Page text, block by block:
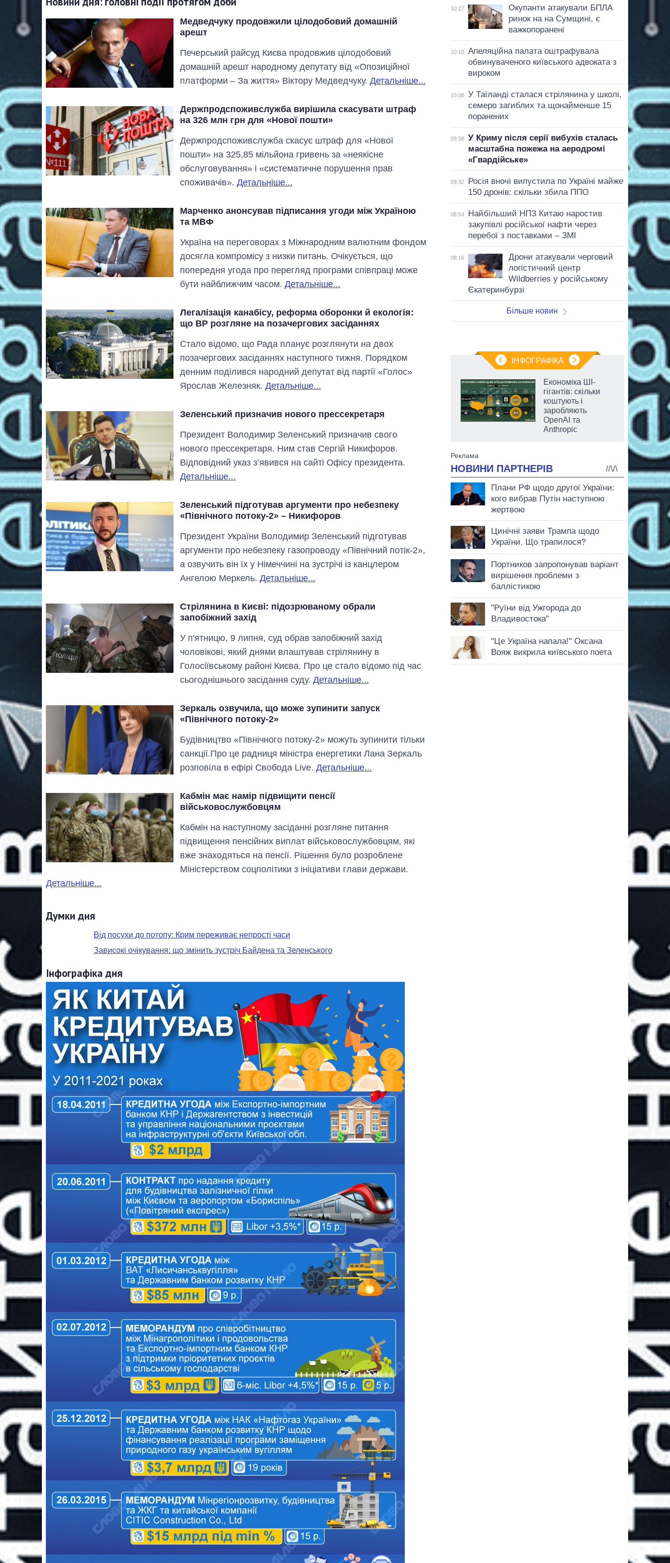
Медведчуку продовжили цілодобовий домашній
арешт
Печерський райсуд Києва продовжив цілодобовий
домашній арешт народному депутату від «Опозиційної
платформи – За життя» Віктору Медведчуку. Детальніше...
Держпродспоживслужба вирішила скасувати штраф
на 326 млн грн для «Нової пошти»
Держпродспоживслужба скасує штраф для «Нової
пошти» на 325,85 мільйона гривень за «неякісне
обслуговування» і «систематичне порушення прав
споживачів». Детальніше...
Марченко анонсував підписання угоди між Україною
та МВФ
Україна на переговорах з Міжнародним валютним фондом
досягла компромісу з низки питань. Очікується, що
попередня угода про перегляд програми співпраці може
бути найближчим часом. Детальніше...
Легалізація канабісу, реформа оборонки й екологія:
що ВР розгляне на позачергових засіданнях
Стало відомо, що Рада планує розглянути на двох
позачергових засіданнях наступного тижня. Порядком
денним поділився народний депутат від партії «Голос»
Ярослав Железняк. Детальніше...
Зеленський призначив нового прессекретаря
Президент Володимир Зеленський призначив свого
нового прессекретаря. Ним став Сергій Никифоров.
Відповідний указ з’явився на сайті Офісу президента.
Детальніше...
Зеленський підготував аргументи про небезпеку
«Північного потоку-2» – Никифоров
Президент України Володимир Зеленський підготував
аргументи про небезпеку газопроводу «Північний потік-2»,
а озвучить він їх у Німеччині на зустрічі із канцлером
Ангелою Меркель. Детальніше...
Стрілянина в Києві: підозрюваному обрали
запобіжний захід
У п'ятницю, 9 липня, суд обрав запобіжний захід
чоловікові, який днями влаштував стрілянину в
Голосіївському районі Києва. Про це стало відомо під час
сьогоднішнього засідання суду. Детальніше...
Зеркаль озвучила, що може зупинити запуск
«Північного потоку-2»
Будівництво «Північного потоку-2» можуть зупинити тільки
санкції.Про це радниця міністра енергетики Лана Зеркаль
розповіла в ефірі Свобода Live. Детальніше...
Кабмін має намір підвищити пенсії
військовослужбовцям
Кабмін на наступному засіданні розгляне питання
підвищення пенсійних виплат військовослужбовцям, які
вже знаходяться на пенсії. Рішення було розроблене
Міністерством соцполітики з ініціативи глави держави.
Детальніше...
Думки дня
Від посухи до потопу: Крим переживає непрості часи
Зависокі очікування: що змінить зустріч Байдена та Зеленського
Інфографіка дня
10:27
Окупанти атакували БПЛА
ринок на на Сумщині, є
важкопоранені
10:10
Апеляційна палата оштрафувала
обвинуваченого київського адвоката з
вироком
10:08
У Таїланді сталася стрілянина у школі,
семеро загиблих та щонайменше 15
поранених
09:58
У Криму після серії вибухів сталась
масштабна пожежа на аеродромі
«Гвардійське»
09:32
Росія вночі випустила по Україні майже
150 дронів: скільки збила ППО
08:54
Найбільший НПЗ Китаю наростив
закупівлі російської нафти через
перебої з поставками – ЗМІ
08:16
Дрони атакували черговий
логістичний центр
Wildberries у російському
Єкатеринбурзі
Більше новин
ІНФОГРАФІКА
область стали
головною ціллю
Економіка ШІ-
гігантів: скільки
коштують і
заробляють
OpenAI та
Anthropic